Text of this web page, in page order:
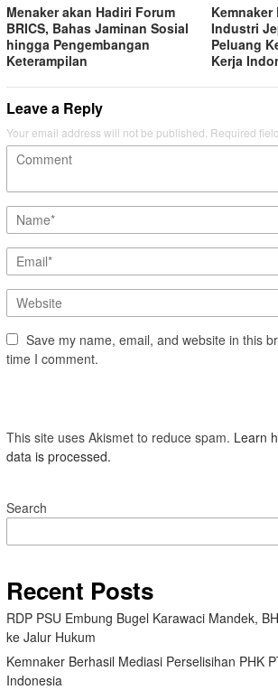
Menaker akan Hadiri Forum
BRICS, Bahas Jaminan Sosial
hingga Pengembangan
Keterampilan
Industri
Peluang
Kerja
Leave a Reply
Your email address will not be published. Required
Save my name, email, and website in this
time I comment.
This site uses Akismet to reduce spam. Learn
data is processed.
Search
Recent Posts
RDP PSU Embung Bugel Karawaci Mandek,
ke Jalur Hukum
Kemnaker Berhasil Mediasi Perselisihan PHK
Indonesia